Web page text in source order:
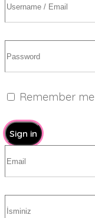
Remember me
Sign in